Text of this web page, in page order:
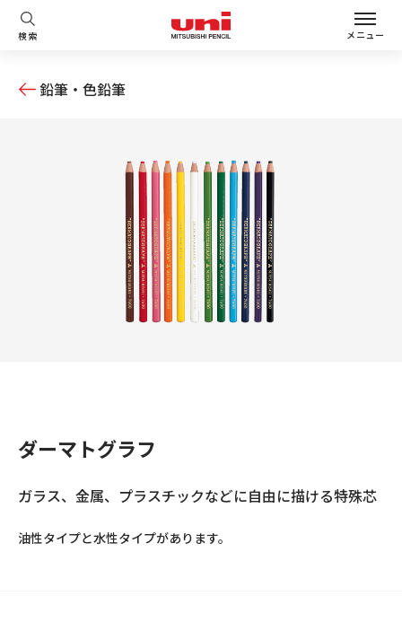
検索 メニュー
鉛筆・色鉛筆
ダーマトグラフ
ガラス、金属、プラスチックなどに自由に描ける特殊芯
油性タイプと水性タイプがあります。